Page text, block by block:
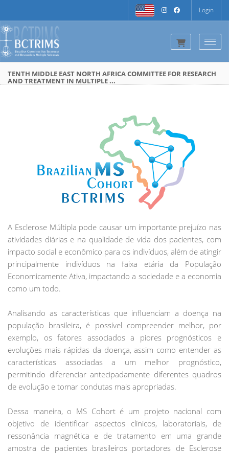
Login
TENTH MIDDLE EAST NORTH AFRICA COMMITTEE FOR RESEARCH
AND TREATMENT IN MULTIPLE ...
A Esclerose Múltipla pode causar um importante prejuízo nas
atividades diárias e na qualidade de vida dos pacientes, com
impacto social e econômico para os indivíduos, além de atingir
principalmente indivíduos na faixa etária da População
Economicamente Ativa, impactando a sociedade e a economia
como um todo.
Analisando as características que influenciam a doença na
população brasileira, é possível compreender melhor, por
exemplo, os fatores associados a piores prognósticos e
evoluções mais rápidas da doença, assim como entender as
características associadas a um melhor prognóstico,
permitindo diferenciar antecipadamente diferentes quadros
de evolução e tomar condutas mais apropriadas.
Dessa maneira, o MS Cohort é um projeto nacional com
objetivo de identificar aspectos clínicos, laboratoriais, de
ressonância magnética e de tratamento em uma grande
amostra de pacientes brasileiros portadores de Esclerose